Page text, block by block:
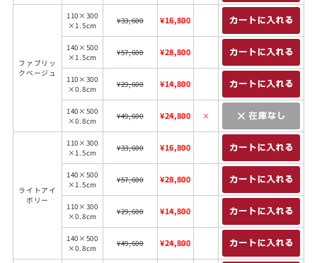
ファブリッ
クベージュ
110×300
×1.5cm
¥33,600 ¥16,800
140×500
×1.5cm
¥57,600 ¥28,800
110×300
×0.8cm
¥29,600 ¥14,800
140×500
×0.8cm
¥49,600 ¥24,800 ×
ライトアイ
ボリー
110×300
×1.5cm
¥33,600 ¥16,800
140×500
×1.5cm
¥57,600 ¥28,800
110×300
×0.8cm
¥29,600 ¥14,800
140×500
×0.8cm
¥49,600 ¥24,800